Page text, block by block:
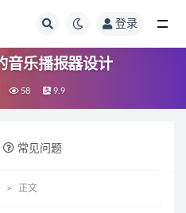
登录
音乐播报器设计
58 9.9
常见问题
正文